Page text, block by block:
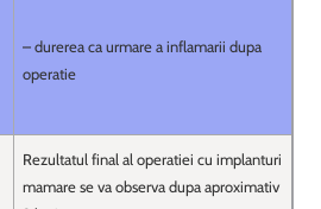
– durerea ca urmare a inflamarii dupa
operatie
Rezultatul final al operatiei cu implanturi
mamare se va observa dupa aproximativ